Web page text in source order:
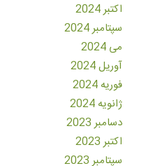
اکتبر 2024
سپتامبر 2024
می 2024
آوریل 2024
فوریه 2024
ژانویه 2024
دسامبر 2023
اکتبر 2023
سپتامبر 2023